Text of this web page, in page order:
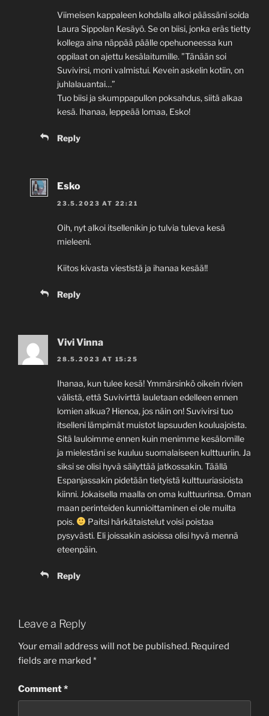
Viimeisen kappaleen kohdalla alkoi päässäni soida
Laura Sippolan Kesäyö. Se on biisi, jonka eräs tietty
kollega aina näppää päälle opehuoneessa kun
oppilaat on ajettu kesälaitumille. ”Tänään soi
Suvivirsi, moni valmistui. Kevein askelin kotiin, on
juhlalauantai…”
Tuo biisi ja skumppapullon poksahdus, siitä alkaa
kesä. Ihanaa, leppeää lomaa, Esko!
Reply
Esko
23.5.2023 AT 22:21
Oih, nyt alkoi itsellenikin jo tulvia tuleva kesä
mieleeni.
Kiitos kivasta viestistä ja ihanaa kesää!!
Reply
Vivi Vinna
28.5.2023 AT 15:25
Ihanaa, kun tulee kesä! Ymmärsinkö oikein rivien
välistä, että Suvivirttä lauletaan edelleen ennen
lomien alkua? Hienoa, jos näin on! Suvivirsi tuo
itselleni lämpimät muistot lapsuuden kouluajoista.
Sitä lauloimme ennen kuin menimme kesälomille
ja mielestäni se kuuluu suomalaiseen kulttuuriin. Ja
siksi se olisi hyvä säilyttää jatkossakin. Täällä
Espanjassakin pidetään tietyistä kulttuuriasioista
kiinni. Jokaisella maalla on oma kulttuurinsa. Oman
maan perinteiden kunnioittaminen ei ole muilta
pois.
Paitsi härkätaistelut voisi poistaa
pysyvästi. Eli joissakin asioissa olisi hyvä mennä
eteenpäin.
Reply
Leave a Reply
Your email address will not be published. Required
fields are marked *
Comment*